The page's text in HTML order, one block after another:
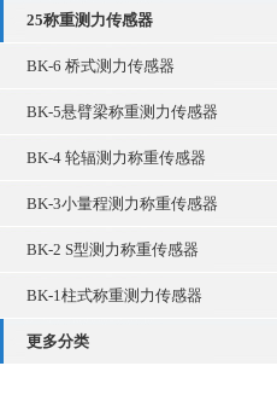
25称重测力传感器
BK-6 桥式测力传感器
BK-5悬臂梁称重测力传感器
BK-4 轮辐测力称重传感器
BK-3小量程测力称重传感器
BK-2 S型测力称重传感器
BK-1柱式称重测力传感器
更多分类